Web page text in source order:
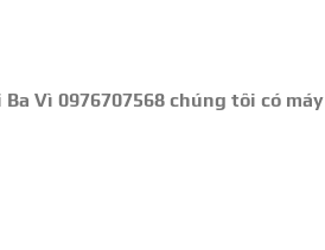
Vì 0976707568 chúng tôi có máy